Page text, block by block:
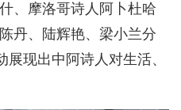
、摩洛哥诗人阿卜杜哈
丹、陆辉艳、梁小兰分
现出中阿诗人对生活、